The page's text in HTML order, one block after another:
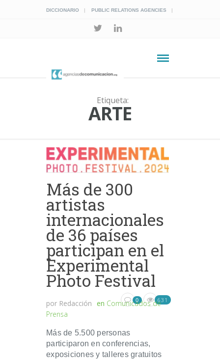
DICCIONARIO PUBLIC RELATIONS AGENCIES
Etiqueta:
ARTE
Más de 300
artistas
internacionales
de 36 países
participan en el
Experimental
Photo Festival
por Redacción en Comunicados de
Prensa
0 631
Más de 5.500 personas
participaron en conferencias,
exposiciones y talleres gratuitos